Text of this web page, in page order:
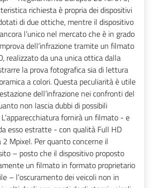
richiesta è propria dei dispositivi
di due ottiche, mentre il dispositivo
l’unico nel mercato che è in grado
dell’infrazione tramite un filmato
realizzato da una unica ottica dalla
la prova fotografica sia di lettura
a colori. Questa peculiarità è utile
dell’infrazione nei confronti del
non lascia dubbi di possibili
fornirà un filmato - e
esso estratte - con qualità Full HD
Mpixel. Per quanto concerne il
– posto che il dispositivo proposto
un filmato in formato proprietario
– l’oscuramento dei veicoli non in